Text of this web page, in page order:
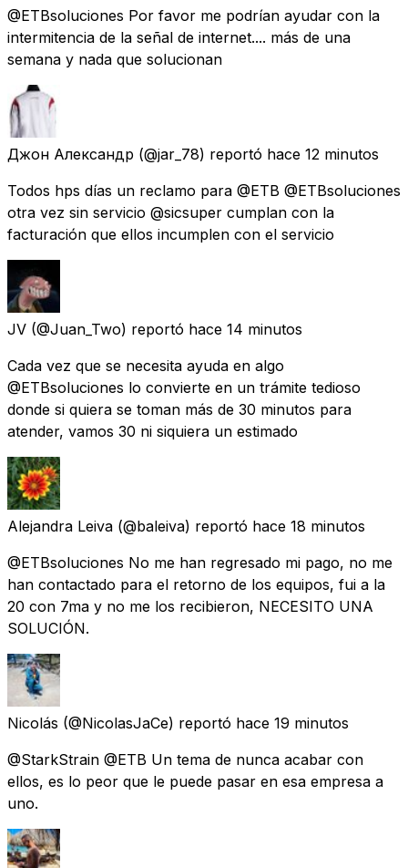
@ETBsoluciones Por favor me podrían ayudar con la
intermitencia de la señal de internet.... más de una
semana y nada que solucionan
Джон Александр (@jar_78) reportó hace 12 minutos
Todos hps días un reclamo para @ETB @ETBsoluciones
otra vez sin servicio @sicsuper cumplan con la
facturación que ellos incumplen con el servicio
JV (@Juan_Two) reportó hace 14 minutos
Cada vez que se necesita ayuda en algo
@ETBsoluciones lo convierte en un trámite tedioso
donde si quiera se toman más de 30 minutos para
atender, vamos 30 ni siquiera un estimado
Alejandra Leiva (@baleiva) reportó hace 18 minutos
@ETBsoluciones No me han regresado mi pago, no me
han contactado para el retorno de los equipos, fui a la
20 con 7ma y no me los recibieron, NECESITO UNA
SOLUCIÓN.
Nicolás (@NicolasJaCe) reportó hace 19 minutos
@StarkStrain @ETB Un tema de nunca acabar con
ellos, es lo peor que le puede pasar en esa empresa a
uno.